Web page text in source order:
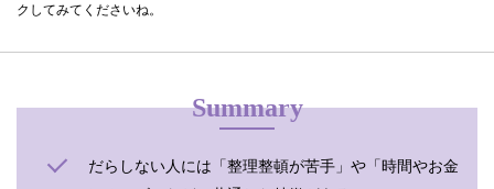
クしてみてくださいね。
Summary
だらしない人には「整理整頓が苦手」や「時間やお金